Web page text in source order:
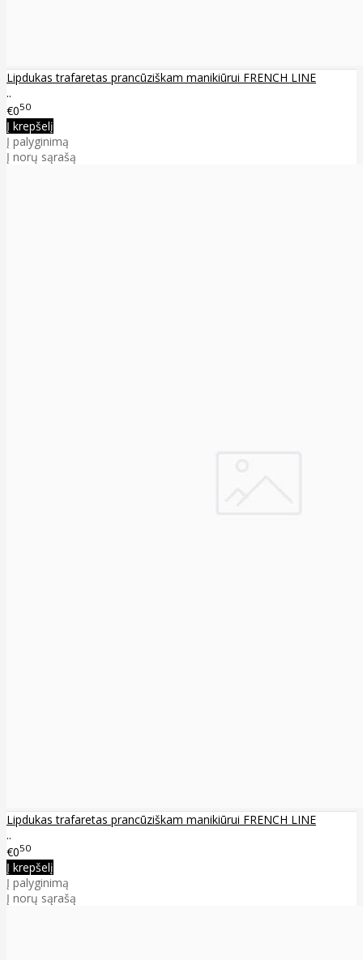
Lipdukas trafaretas prancūziškam manikiūrui FRENCH LINE
..
€050
Į krepšelį
Į palyginimą
Į norų sąrašą
Lipdukas trafaretas prancūziškam manikiūrui FRENCH LINE
..
€050
Į krepšelį
Į palyginimą
Į norų sąrašą